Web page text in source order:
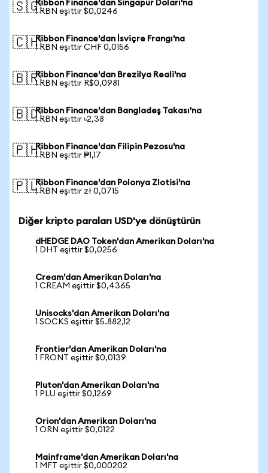
🇸🇬Ribbon Finance'dan Singapur Doları'na
1 RBN eşittir $0,0246
🇨🇭Ribbon Finance'dan İsviçre Frangı'na
1 RBN eşittir CHF 0,0156
🇧🇷Ribbon Finance'dan Brezilya Reali'na
1 RBN eşittir R$0,0981
🇧🇩Ribbon Finance'dan Bangladeş Takası'na
1 RBN eşittir ৳2,38
🇵🇭Ribbon Finance'dan Filipin Pezosu'na
1 RBN eşittir ₱1,17
🇵🇱Ribbon Finance'dan Polonya Zlotisi'na
1 RBN eşittir zł 0,0715
Diğer kripto paraları USD'ye dönüştürün
dHEDGE DAO Token'dan Amerikan Doları'na
1 DHT eşittir $0,0256
Cream'dan Amerikan Doları'na
1 CREAM eşittir $0,4365
Unisocks'dan Amerikan Doları'na
1 SOCKS eşittir $5.882,12
Frontier'dan Amerikan Doları'na
1 FRONT eşittir $0,0139
Pluton'dan Amerikan Doları'na
1 PLU eşittir $0,1269
Orion'dan Amerikan Doları'na
1 ORN eşittir $0,0122
Mainframe'dan Amerikan Doları'na
1 MFT eşittir $0,000202